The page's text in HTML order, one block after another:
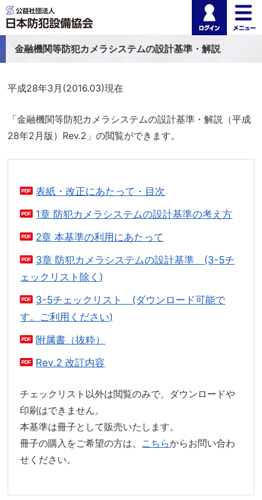
公益社団法人 日本
ログイ
金融機関等防犯カメラシステムの設計基準・解説
平成28年3月(2016.03)現在
「金融機関等防犯カメラシステムの設計基準・解説（平成
28年2月版）Rev.2」の閲覧ができます。
表紙・改正にあたって・目次
1章 防犯カメラシステムの設計基準の考え方
2章 本基準の利用にあたって
3章 防犯カメラシステムの設計基準 (3-5チ
ェックリスト除く)
3-5チェックリスト (ダウンロード可能で
す。ご利用ください)
附属書（抜粋）
Rev.2 改訂内容
チェックリスト以外は閲覧のみで、ダウンロードや
印刷はできません。
本基準は冊子として販売いたします。
冊子の購入をご希望の方は、 こちらからお問い合わ
せください。